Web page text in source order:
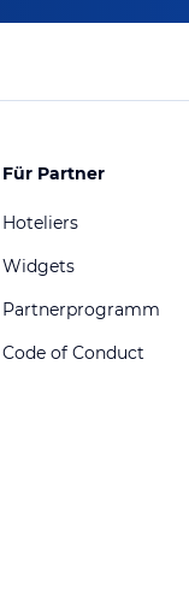
Für Partner
Hoteliers
Widgets
Partnerprogramm
Code of Conduct